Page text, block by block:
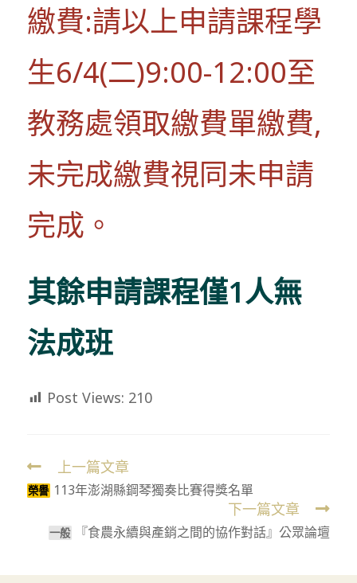
繳費:請以上申請課程學
生6/4(二)9:00-12:00至
教務處領取繳費單繳費,
未完成繳費視同未申請
完成。
其餘申請課程僅1人無
法成班
Post Views: 210
Read
more
上一篇文章
榮譽 113年澎湖縣鋼琴獨奏比賽得獎名單
下一篇文章
⼀般 『食農永續與產銷之間的協作對話』公眾論壇